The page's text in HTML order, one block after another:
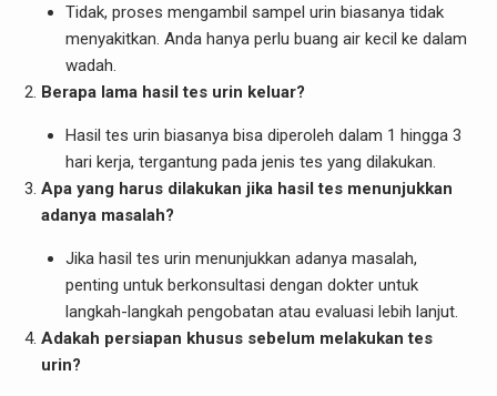
Tidak, proses mengambil sampel urin biasanya tidak
menyakitkan. Anda hanya perlu buang air kecil ke dalam
wadah.
Berapa lama hasil tes urin keluar?
Hasil tes urin biasanya bisa diperoleh dalam 1 hingga 3
hari kerja, tergantung pada jenis tes yang dilakukan.
Apa yang harus dilakukan jika hasil tes menunjukkan
adanya masalah?
Jika hasil tes urin menunjukkan adanya masalah,
penting untuk berkonsultasi dengan dokter untuk
langkah-langkah pengobatan atau evaluasi lebih lanjut.
Adakah persiapan khusus sebelum melakukan tes
urin?